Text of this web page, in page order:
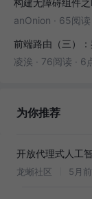
构建无障碍组件
anOnion · 65阅读
前端路由（三）
凌涘 · 76阅读 · 6
为你推荐
开放代理式人工
时代生态
龙蜥社区 5月前